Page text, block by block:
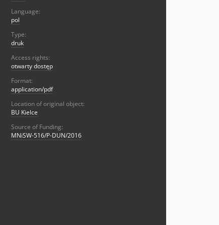
Language:
pol
Type:
druk
Access rights:
otwarty dostęp
Format:
application/pdf
Location of original object:
BU Kielce
Source of Funding:
MNiSW-516/P-DUN/2016